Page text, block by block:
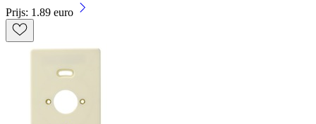
Prijs: 1.89 euro